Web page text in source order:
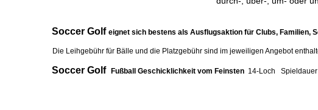
Soccer Golf eignet sich bestens als Ausflugsaktion für Clubs, Familien,
Die Leihgebühr für Bälle und die Platzgebühr sind im jeweiligen Angebot
Soccer Golf Fußball Geschicklichkeit vom Feinsten 14-Loch